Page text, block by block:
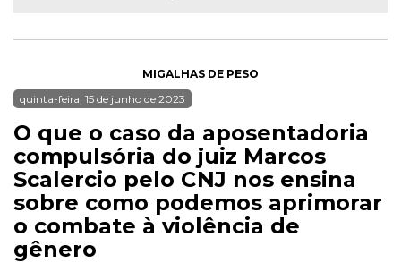
MIGALHAS DE PESO
quinta-feira, 15 de junho de 2023
O que o caso da aposentadoria
compulsória do juiz Marcos
Scalercio pelo CNJ nos ensina
sobre como podemos aprimorar
o combate à violência de
gênero